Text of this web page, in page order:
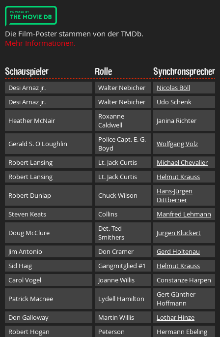
Die Film-Poster stammen von der TMDb.
Mehr Informationen.
Schauspieler Rolle Synchronsprecher
Desi Arnaz jr. Walter Nebicher
Nicolas Böll
Desi Arnaz jr.
Walter Nebicher Udo Schenk
Heather McNair
Roxanne
Caldwell
Janina Richter
Gerald S. O'Loughlin
Police Capt. E. G.
Boyd
Wolfgang Völz
Robert Lansing Lt. Jack Curtis
Michael Chevalier
Robert Lansing
Lt. Jack Curtis Helmut Krauss
Robert Dunlap Chuck Wilson
Hans-Jürgen
Dittberner
Steven Keats
Collins Manfred Lehmann
Doug McClure
Det. Ted
Smithers
Jürgen Kluckert
Jim Antonio Don Cramer
Gerd Holtenau
Sid Haig
Gangmitglied #1
Helmut Krauss
Carol Vogel
Joanne Willis Constanze Harpen
Patrick Macnee Lydell Hamilton
Gert Günther
Hoffmann
Don Galloway
Martin Willis
Lothar Hinze
Robert Hogan
Peterson Hermann Ebeling